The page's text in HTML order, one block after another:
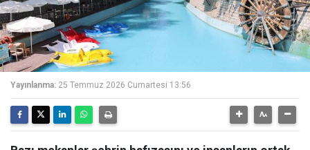
Yayınlanma: 25 Temmuz 2026 Cumartesi 13:56